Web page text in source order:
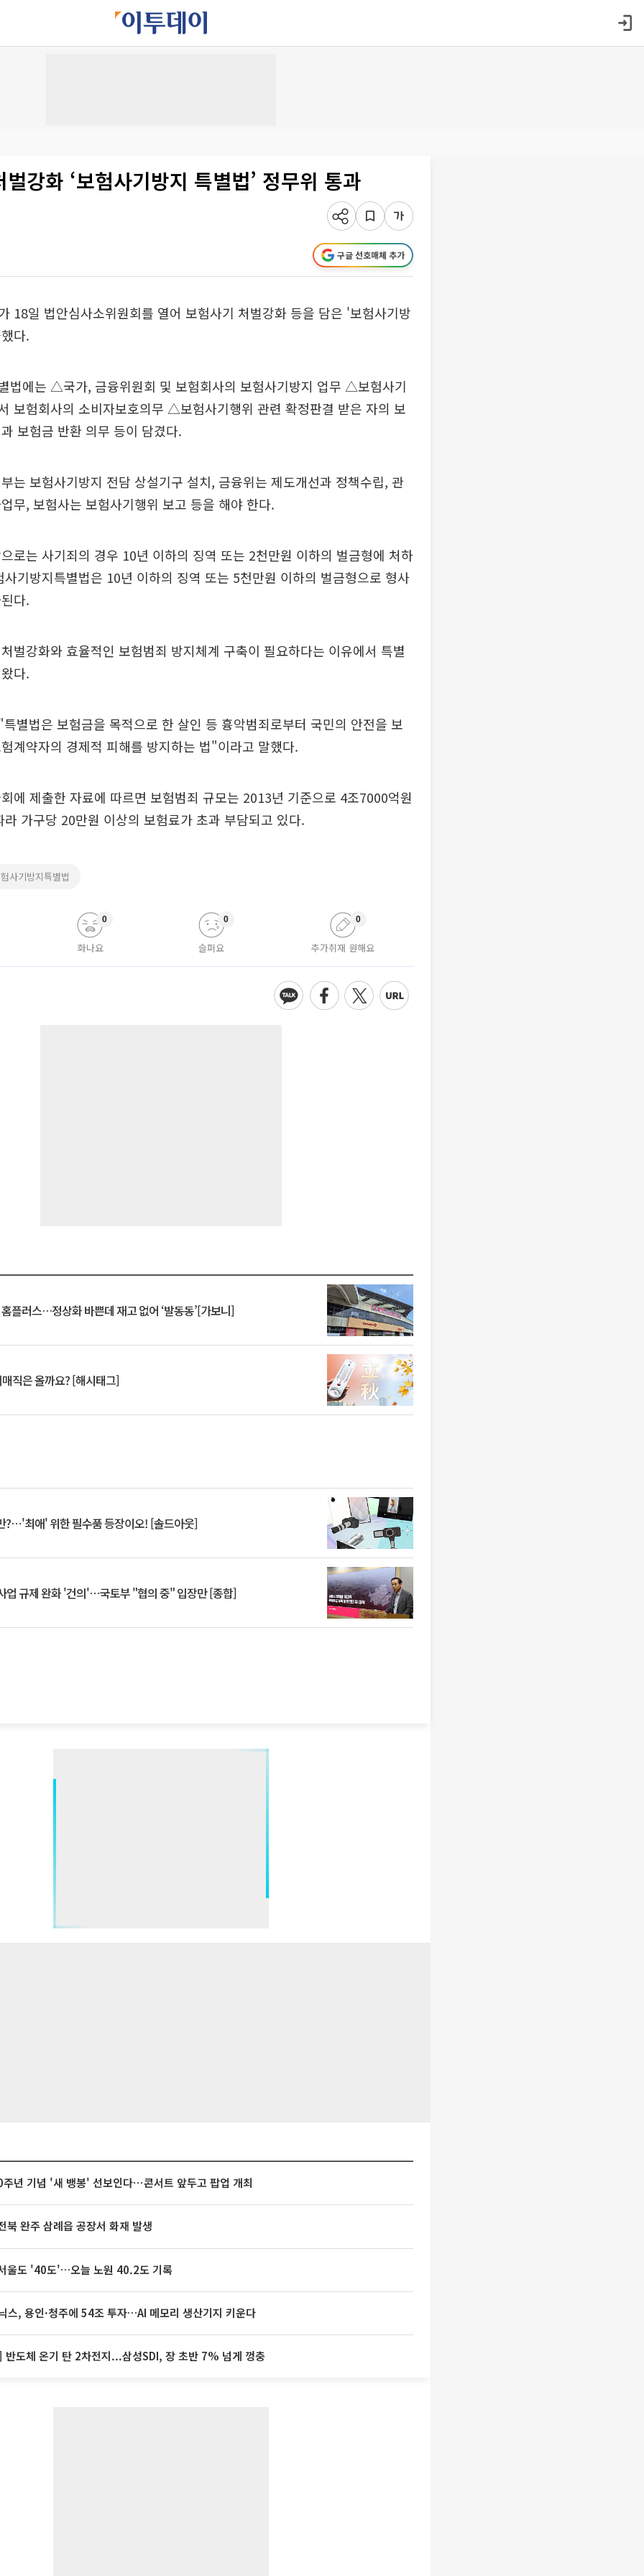
강화 ‘보험사기방지 특별법’ 정무위 통과
구글 선호매체 추가
18일 법안심사소위원회를 열어 보험사기 처벌강화 등을 담은 '보험사기방
다.
법에는 △국가, 금융위원회 및 보험회사의 보험사기방지 업무 △보험사기
보험회사의 소비자보호의무 △보험사기행위 관련 확정판결 받은 자의 보
보험금 반환 의무 등이 담겼다.
는 보험사기방지 전담 상설기구 설치, 금융위는 제도개선과 정책수립, 관
무, 보험사는 보험사기행위 보고 등을 해야 한다.
로는 사기죄의 경우 10년 이하의 징역 또는 2천만원 이하의 벌금형에 처하
기방지특별법은 10년 이하의 징역 또는 5천만원 이하의 벌금형으로 형사
다.
벌강화와 효율적인 보험범죄 방지체계 구축이 필요하다는 이유에서 특별
다.
별법은 보험금을 목적으로 한 살인 등 흉악범죄로부터 국민의 안전을 보
계약자의 경제적 피해를 방지하는 법"이라고 말했다.
에 제출한 자료에 따르면 보험범죄 규모는 2013년 기준으로 4조7000억원
가구당 20만원 이상의 보험료가 초과 부담되고 있다.
사기방지특별법
화나요
0
슬퍼요
0
추가취재 원해요
0
플러스…정상화 바쁜데 재고 없어 ‘발동동’[가보니]
직은 올까요? [해시태그]
?⋯'최애' 위한 필수품 등장이오! [솔드아웃]
업 규제 완화 '건의'⋯국토부 "협의 중" 입장만 [종합]
년 기념 '새 뱅봉' 선보인다⋯콘서트 앞두고 팝업 개최
북 완주 삼례읍 공장서 화재 발생
울도 '40도'…오늘 노원 40.2도 기록
스, 용인·청주에 54조 투자…AI 메모리 생산기지 키운다
반도체 온기 탄 2차전지...삼성SDI, 장 초반 7% 넘게 껑충